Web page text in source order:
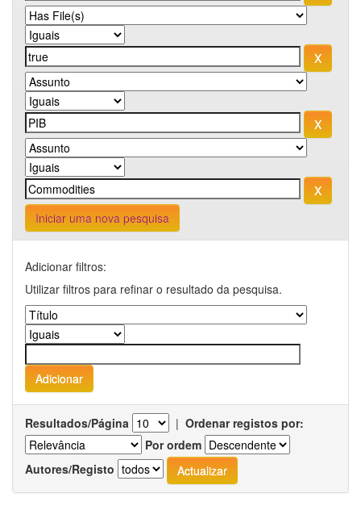
Iniciar uma nova pesquisa
Adicionar filtros:
Utilizar filtros para refinar o resultado da pesquisa.
Resultados/Página | Ordenar registos por:
Por ordem
Autores/Registo